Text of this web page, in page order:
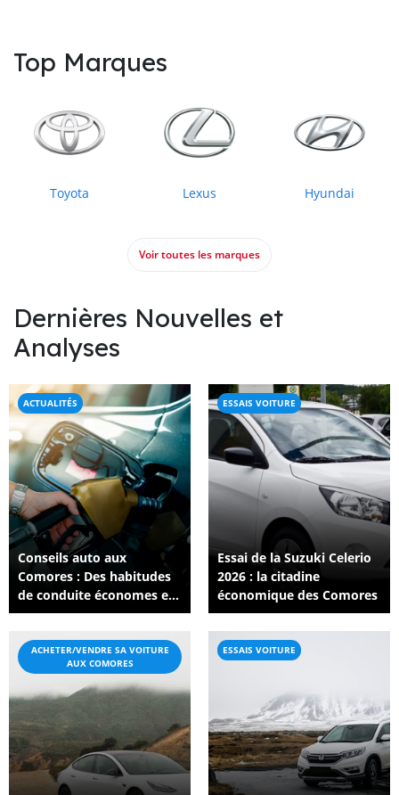
Top Marques
Toyota Lexus Hyundai
Voir toutes les marques
Dernières Nouvelles et
Analyses
ACTUALITÉS
Conseils auto aux
Comores : Des habitudes
de conduite économes en
carburant qui
ESSAIS VOITURE
Essai de la Suzuki Celerio
2026 : la citadine
économique des Comores
ACHETER/VENDRE SA VOITURE
AUX COMORES
ESSAIS VOITURE